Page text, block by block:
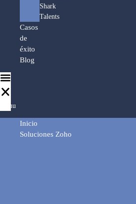
Shark
Talents
Casos
de
éxito
Blog
Menu
Inicio
Soluciones Zoho